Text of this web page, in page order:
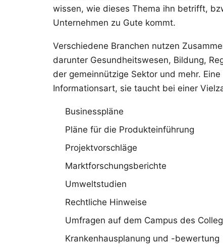
wissen, wie dieses Thema ihn betrifft,
Unternehmen zu Gute kommt.
Verschiedene Branchen nutzen
darunter Gesundheitswesen, Bildung,
der gemeinnützige Sektor und mehr.
Informationsart, sie taucht bei einer
Businesspläne
Pläne für die Produkteinführung
Projektvorschläge
Marktforschungsberichte
Umweltstudien
Rechtliche Hinweise
Umfragen auf dem Campus des
Krankenhausplanung und -bewertung